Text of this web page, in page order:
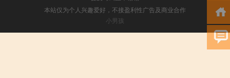
本站仅为个人兴趣爱好，不接盈利性广告及商业合作
小男孩